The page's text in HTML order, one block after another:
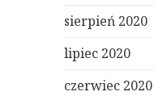
sierpień 2020
lipiec 2020
czerwiec 2020